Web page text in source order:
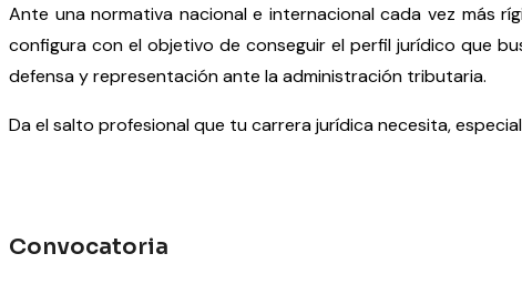
Ante una normativa nacional e internacional cada vez más
configura con el objetivo de conseguir el perfil jurídico que
defensa y representación ante la administración tributaria.
Da el salto profesional que tu carrera jurídica necesita,
Convocatoria